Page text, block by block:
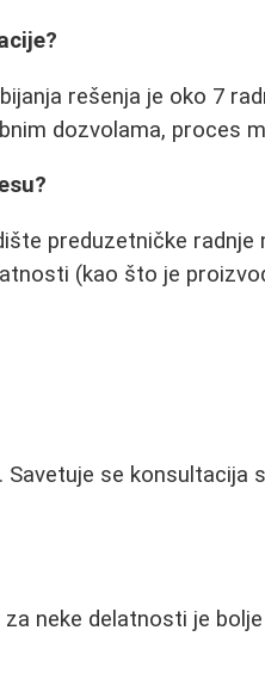
rešenja je oko 7
dozvolama, proces
preduzetničke radnje
(kao što je
se konsultacija
neke delatnosti je